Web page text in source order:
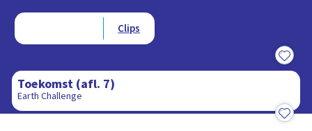
Type videos
Clips
Toekomst (afl. 7)
Earth Challenge
40:52